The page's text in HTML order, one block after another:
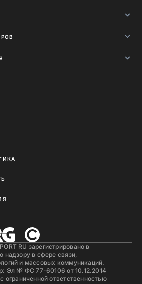
RU зарегистрировано в
надзору в сфере связи,
и массовых коммуникаций.
Эл № ФС 77-60106 от 10.12.2014
ограниченной ответственностью